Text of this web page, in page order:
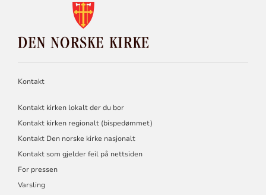
NORSKE
KIRKE
Kontakt
Kontakt kirken lokalt der du bor
Kontakt kirken regionalt (bispedømmet)
Kontakt Den norske kirke nasjonalt
Kontakt som gjelder feil på nettsiden
For pressen
Varsling